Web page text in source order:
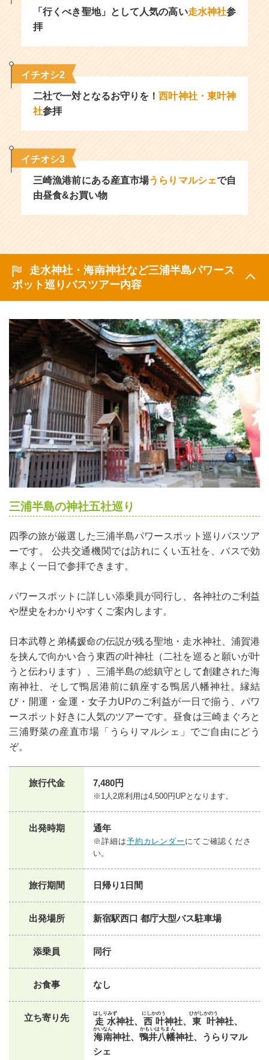
「行くべき聖地」として人気の高い走水神社参
拝
イチオシ2
二社で一対となるお守りを！西叶神社・東叶神
社参拝
イチオシ3
三崎漁港前にある産直市場うらりマルシェで自
由昼食&お買い物
走水神社・海南神社など三浦半島パワース
ポット巡りバスツアー内容
三浦半島の神社五社巡り
四季の旅が厳選した三浦半島パワースポット巡りバスツア
ーです。 公共交通機関では訪れにくい五社を、バスで効
率よく一日で参拝できます。
パワースポットに詳しい添乗員が同行し、各神社のご利益
や歴史をわかりやすくご案内します。
日本武尊と弟橘媛命の伝説が残る聖地・走水神社、浦賀港
を挟んで向かい合う東西の叶神社（二社を巡ると願いが叶
うと伝わります）、三浦半島の総鎮守として創建された海
南神社、そして鴨居港前に鎮座する鴨居八幡神社。縁結
び・開運・金運・女子力UPのご利益が一日で揃う、パワ
ースポット好きに人気のツアーです。昼食は三崎まぐろと
三浦野菜の産直市場「うらりマルシェ」でご自由にどう
ぞ。
旅行代金 7,480円
※1人2席利用は4,500円UPとなります。
出発時期 通年
※詳細は予約カレンダー にてご確認くださ
い。
旅行期間 日帰り1日間
出発場所 新宿駅西口 都庁大型バス駐車場
添乗員 同行
お食事 なし
立ち寄り先 走水
はしりみず
神社、 西叶
にしかのう
神社、 東叶
ひがしかのう
神社、
海南
かいなん
神社、鴨井八幡
かもいはちまん
神社、うらりマル
シェ